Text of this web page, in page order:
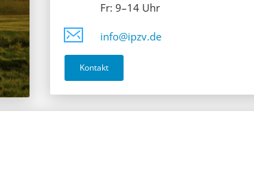
Fr: 9–14 Uhr
info@ipzv.de
Kontakt